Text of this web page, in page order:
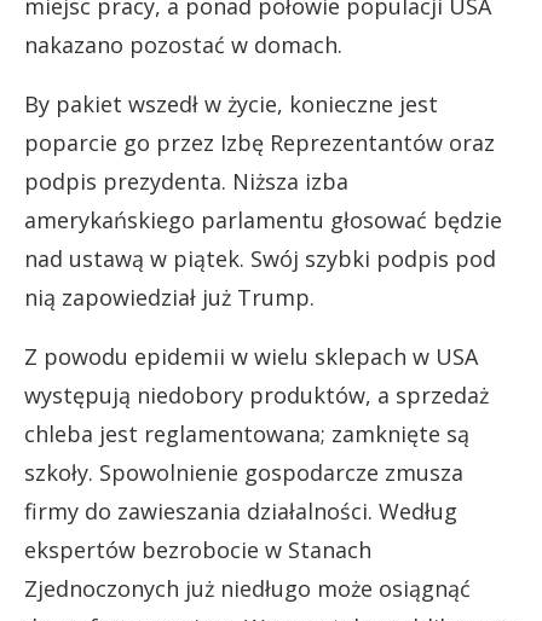
miejsc pracy, a ponad połowie populacji USA
nakazano pozostać w domach.
By pakiet wszedł w życie, konieczne jest
poparcie go przez Izbę Reprezentantów oraz
podpis prezydenta. Niższa izba
amerykańskiego parlamentu głosować będzie
nad ustawą w piątek. Swój szybki podpis pod
nią zapowiedział już Trump.
Z powodu epidemii w wielu sklepach w USA
występują niedobory produktów, a sprzedaż
chleba jest reglamentowana; zamknięte są
szkoły. Spowolnienie gospodarcze zmusza
firmy do zawieszania działalności. Według
ekspertów bezrobocie w Stanach
Zjednoczonych już niedługo może osiągnąć